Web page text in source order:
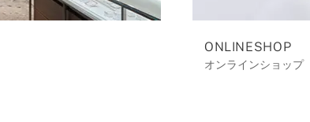
ONLINESHOP
オンラインショップ